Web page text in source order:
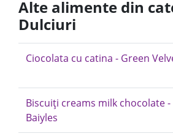
Alte alimente din
Dulciuri
Ciocolata cu catina - Green
Biscuiți creams milk chocolate -
Baiyles